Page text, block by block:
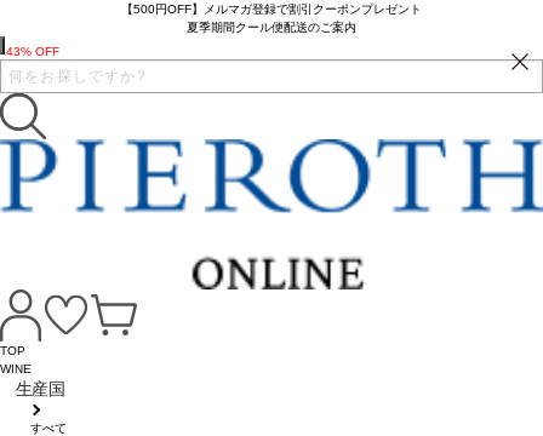
【500円OFF】メルマガ登録で割引クーポンプレゼント
夏季期間クール便配送のご案内
TOP
WINE
生産国
すべて
43% OFF